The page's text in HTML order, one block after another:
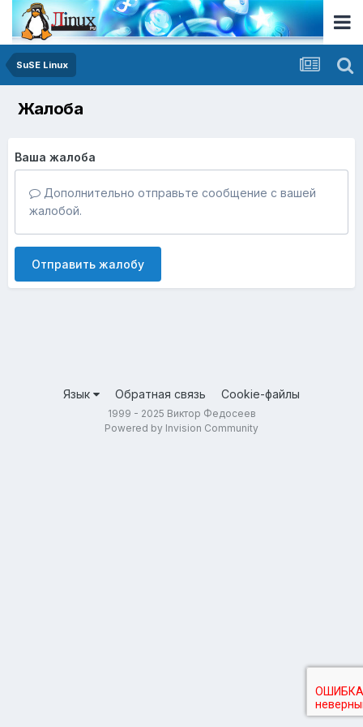
SuSE Linux
Жалоба
Ваша жалоба
Дополнительно отправьте сообщение с вашей
жалобой.
Отправить жалобу
Язык Обратная связь Cookie-файлы
1999 - 2025 Виктор Федосеев
Powered by Invision Community